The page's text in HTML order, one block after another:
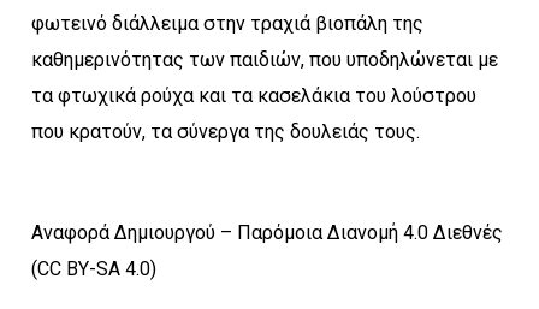
φωτεινό διάλλειμα στην τραχιά βιοπάλη της
καθημερινότητας των παιδιών, που υποδηλώνεται με
τα φτωχικά ρούχα και τα κασελάκια του λούστρου
που κρατούν, τα σύνεργα της δουλειάς τους.
Αναφορά Δημιουργού – Παρόμοια Διανομή 4.0 Διεθνές
(CC BY-SA 4.0)